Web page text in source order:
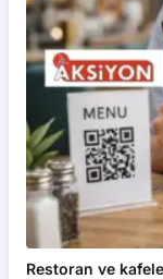
Restoran ve